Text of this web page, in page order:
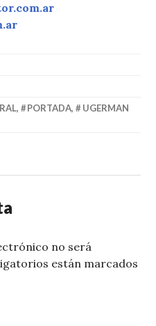
, PORTADA,
UGERMAN
no será
están marcados